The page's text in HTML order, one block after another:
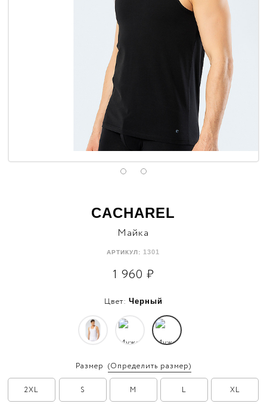
CACHAREL
Майка
АРТИКУЛ: 1301
1 960 ₽
Цвет: Черный
Размер (Определить размер)
2XL S M L XL